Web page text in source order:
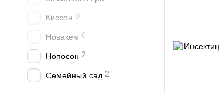
Киссон 0
Новакем 0
Нопосон 2
Семейный сад 2